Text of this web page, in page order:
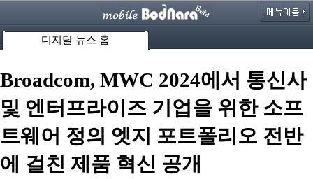
디지탈 뉴스 홈
Broadcom, MWC 2024에서 통신사
및 엔터프라이즈 기업을 위한 소프
트웨어 정의 엣지 포트폴리오 전반
에 걸친 제품 혁신 공개